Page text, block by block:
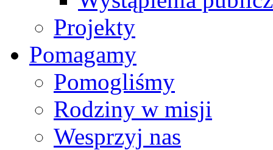
Projekty
Pomagamy
Pomogliśmy
Rodziny w misji
Wesprzyj nas